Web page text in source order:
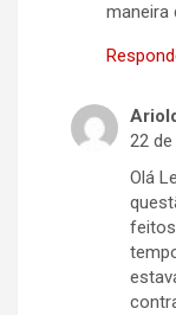
maneira
22
Olá